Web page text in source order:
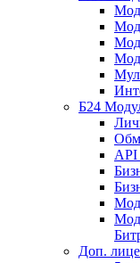
Б24
API
Доп.